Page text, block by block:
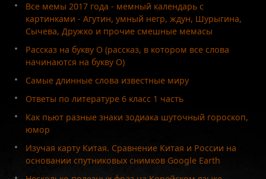
Все мемы 2017 года - мемный календарь с
картинками - Агутин, умный негр, ждун, Шурыгина,
Сычева, Дружко и прочие смешные мемасы
Рассказ на букву О (рассказ, в котором все слова
начинаются на букву О)
Самые длинные слова известные миру
Ответы по литературе 6 класс 1 часть
Как пьют разные знаки зодиака шуточный гороскоп,
юмор
Изучая карту Китая. Сравнение Китая и России на
основании спутниковых снимков Google Earth